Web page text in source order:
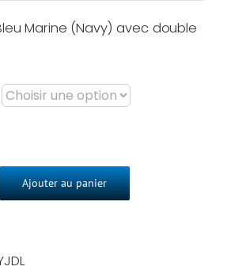
Marine (Navy) avec double
Ajouter au panier